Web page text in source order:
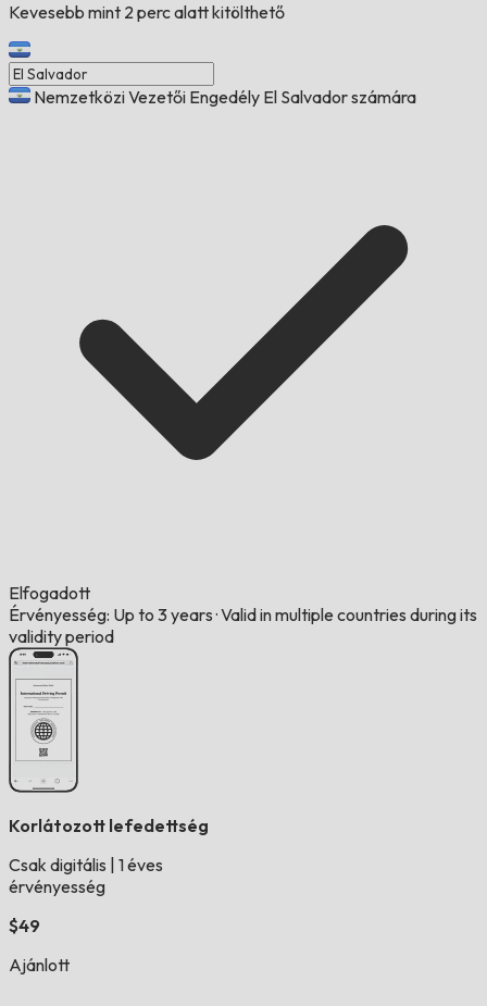
Kevesebb mint 2 perc alatt kitölthető
Nemzetközi Vezetői Engedély El Salvador számára
Elfogadott
Érvényesség: Up to 3 years ·Valid in multiple countries during its
validity period
Korlátozott lefedettség
Csak digitális 1 éves
érvényesség
$49
Ajánlott